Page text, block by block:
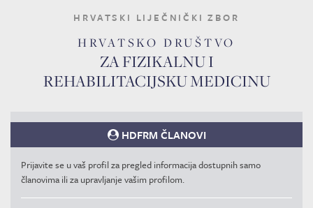
HRVATSKI LIJEČNIČKI ZBOR
HRVATSKO DRUŠTVO
ZA FIZIKALNU I
REHABILITACIJSKU MEDICINU
HDFRM ČLANOVI
Prijavite se u vaš profil za pregled informacija dostupnih samo
članovima ili za upravljanje vašim profilom.